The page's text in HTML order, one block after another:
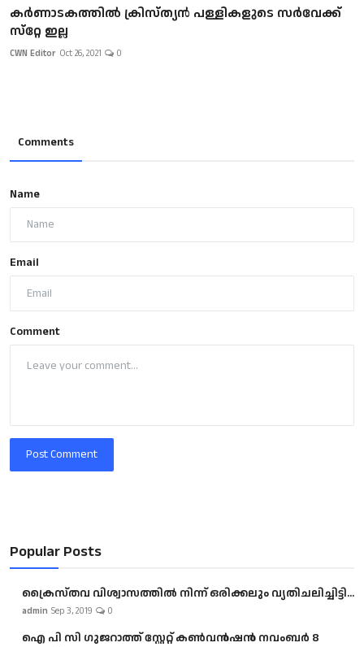
കർണാടകത്തിൽ ക്രിസ്ത്യൻ പള്ളികളുടെ സർവേക്ക്‌
സ്‌റ്റേ ഇല്ല
CWN Editor Oct 26, 2021 0
Comments
Name
Email
Comment
Post Comment
Popular Posts
ക്രൈസ്തവ വിശ്വാസത്തിൽ നിന്ന് ഒരിക്കലും വ്യതിചലിച്ചിട്ടി...
admin Sep 3, 2019 0
ഐ പി സി ഗുജറാത്ത് സ്റ്റേറ്റ് കൺവൻഷൻ നവംബർ 8